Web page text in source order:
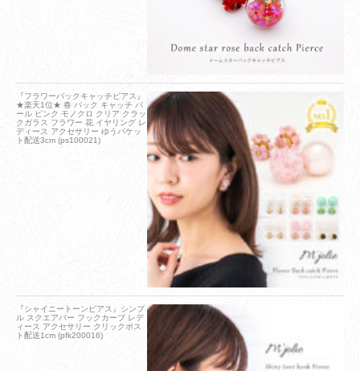
『フラワーバックキャッチピアス』
★楽天1位★ 春 バック キャッチ パ
ール ピンク モノクロ クリア クラッ
クガラス フラワー 花 イヤリング レ
ディース アクセサリー ゆうパケッ
ト配送3cm (ps100021)
『シャイニートーンピアス』シンプ
ル スクエアバー フックカーブ レデ
ィース アクセサリー クリックポス
ト配送1cm (pfk200016)